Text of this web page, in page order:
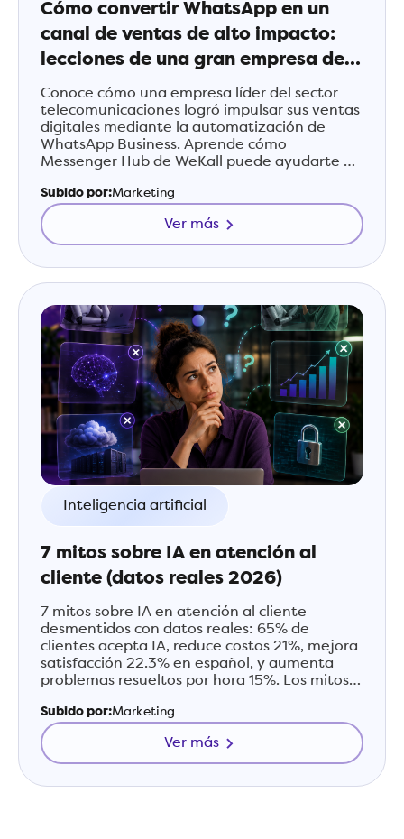
Cómo convertir WhatsApp en un
canal de ventas de alto impacto:
lecciones de una gran empresa de
telecomunicaciones
Conoce cómo una empresa líder del sector
telecomunicaciones logró impulsar sus ventas
digitales mediante la automatización de
WhatsApp Business. Aprende cómo
Messenger Hub de WeKall puede ayudarte a
comerciales.
Subido por:Marketing
Ver más
Inteligencia artificial
7 mitos sobre IA en atención al
cliente (datos reales 2026)
7 mitos sobre IA en atención al cliente
desmentidos con datos reales: 65% de
clientes acepta IA, reduce costos 21%, mejora
satisfacción 22.3% en español, y aumenta
problemas resueltos por hora 15%. Los mitos
2026.
Subido por:Marketing
Ver más